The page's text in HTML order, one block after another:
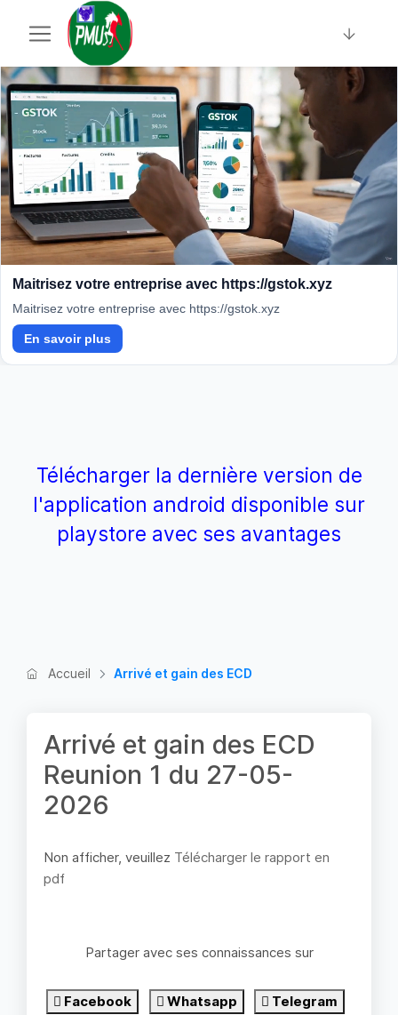
Sponsorisé · Sociallinki
Maitrisez votre entreprise avec https://gstok.xyz
Maitrisez votre entreprise avec https://gstok.xyz
En savoir plus
Télécharger la dernière version de
l'application android disponible sur
playstore avec ses avantages
Accueil Arrivé et gain des ECD
Arrivé et gain des ECD
Reunion 1 du 27-05-
2026
Non afficher, veuillez Télécharger le rapport en
pdf
Partager avec ses connaissances sur
Facebook Whatsapp Telegram